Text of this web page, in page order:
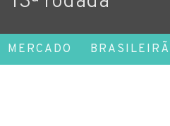
MERCADO